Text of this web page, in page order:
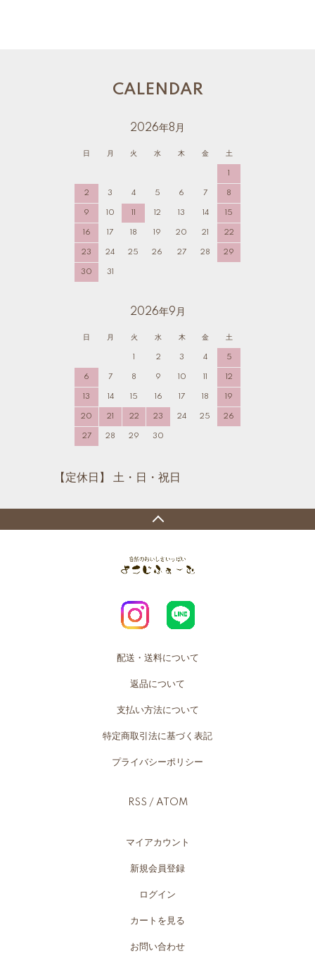
CALENDAR
2026年8月
日 月 火 水 木 金 土
1
2 3 4 5 6 7 8
9 10 11 12 13 14 15
16 17 18 19 20 21 22
23 24 25 26 27 28 29
30 31
2026年9月
日 月 火 水 木 金 土
1 2 3 4 5
6 7 8 9 10 11 12
13 14 15 16 17 18 19
20 21 22 23 24 25 26
27 28 29 30
【定休日】 土・日・祝日
配送・送料について
返品について
支払い方法について
特定商取引法に基づく表記
プライバシーポリシー
RSS / ATOM
マイアカウント
新規会員登録
ログイン
カートを見る
お問い合わせ